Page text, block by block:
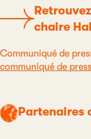
chaire
Communiqué de
communiqué de
Partenaires